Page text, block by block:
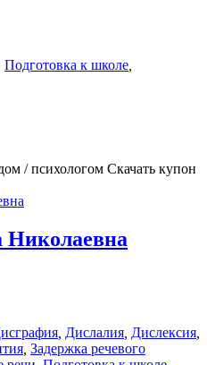
Подготовка к школе
Скачать купон
Николаевна
Дислалия Дислексия
Задержка речевого